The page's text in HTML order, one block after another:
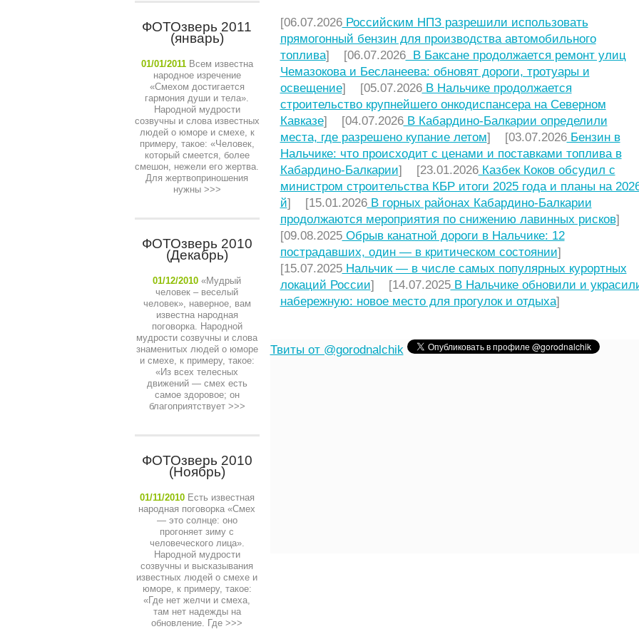
ФОТОзверь 2011
(январь)
01/01/2011 Всем известна
народное изречение
«Смехом достигается
гармония души и тела».
Народной мудрости
созвучны и слова известных
людей о юморе и смехе, к
примеру, такое: «Человек,
который смеется, более
смешон, нежели его жертва.
Для жертвоприношения
нужны>>>
ФОТОзверь 2010
(Декабрь)
01/12/2010 «Мудрый
человек – веселый
человек», наверное, вам
известна народная
поговорка. Народной
мудрости созвучны и слова
знаменитых людей о юморе
и смехе, к примеру, такое:
«Из всех телесных
движений — смех есть
самое здоровое; он
благоприятствует>>>
ФОТОзверь 2010
(Ноябрь)
01/11/2010 Есть известная
народная поговорка «Смех
— это солнце: оно
прогоняет зиму с
человеческого лица».
Народной мудрости
созвучны и высказывания
известных людей о смехе и
юморе, к примеру, такое:
«Где нет желчи и смеха,
там нет надежды на
обновление. Где >>>
[06.07.2026Российским НПЗ разрешили использовать
прямогонный бензин для производства автомобильного
топлива] [06.07.2026В Баксане продолжается ремонт улиц
Чемазокова и Бесланеева: обновят дороги, тротуары и
освещение] [05.07.2026В Нальчике продолжается
строительство крупнейшего онкодиспансера на Северном
Кавказе] [04.07.2026В Кабардино-Балкарии определили
места, где разрешено купание летом] [03.07.2026Бензин в
Нальчике: что происходит с ценами и поставками топлива в
Кабардино-Балкарии] [23.01.2026Казбек Коков обсудил с
министром строительства КБР итоги 2025 года и планы на
й] [15.01.2026В горных районах Кабардино-Балкарии
продолжаются мероприятия по снижению лавинных рисков]
[09.08.2025Обрыв канатной дороги в Нальчике: 12
пострадавших, один — в критическом состоянии]
[15.07.2025Нальчик — в числе самых популярных курортных
локаций России] [14.07.2025В Нальчике обновили и
набережную: новое место для прогулок и отдыха]
Твиты от @gorodnalchik